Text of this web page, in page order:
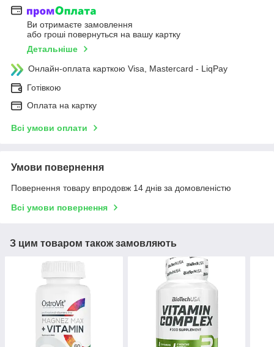
Ви отримаєте замовлення
або гроші повернуться на вашу картку
Детальніше
Онлайн-оплата карткою Visa, Mastercard - LiqPay
Готівкою
Оплата на картку
Всі умови оплати
Умови повернення
Повернення товару впродовж 14 днів за домовленістю
Всі умови повернення
З цим товаром також замовляють